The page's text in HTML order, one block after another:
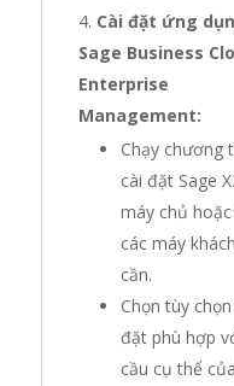
Cài đặt ứng
Sage Business
Enterprise
Management:
Chạy chương
cài đặt Sage
máy chủ
các máy
cần.
Chọn tùy
đặt phù hợp
cầu cụ thể của